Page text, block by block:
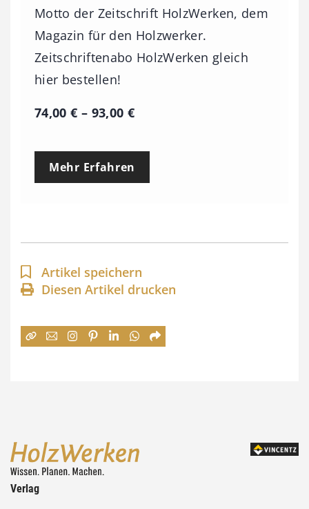
Motto der Zeitschrift HolzWerken, dem
Magazin für den Holzwerker.
Zeitschriftenabo HolzWerken gleich
hier bestellen!
74,00€ – 93,00 €P
e
p
a
n
e
0
Mehr Erfahren
Artikel speichern
Diesen Artikel drucken
Verlag